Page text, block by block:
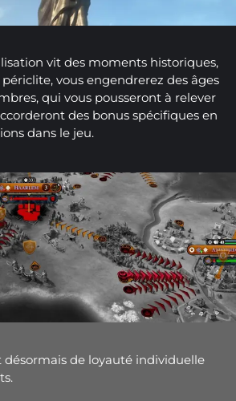
vit des moments historiques,
vous engendrerez des âges
qui vous pousseront à relever
des bonus spécifiques en
dans le jeu.
désormais de loyauté individuelle